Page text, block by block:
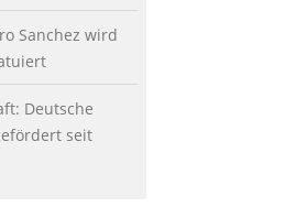
Sanchez wird
Deutsche
seit